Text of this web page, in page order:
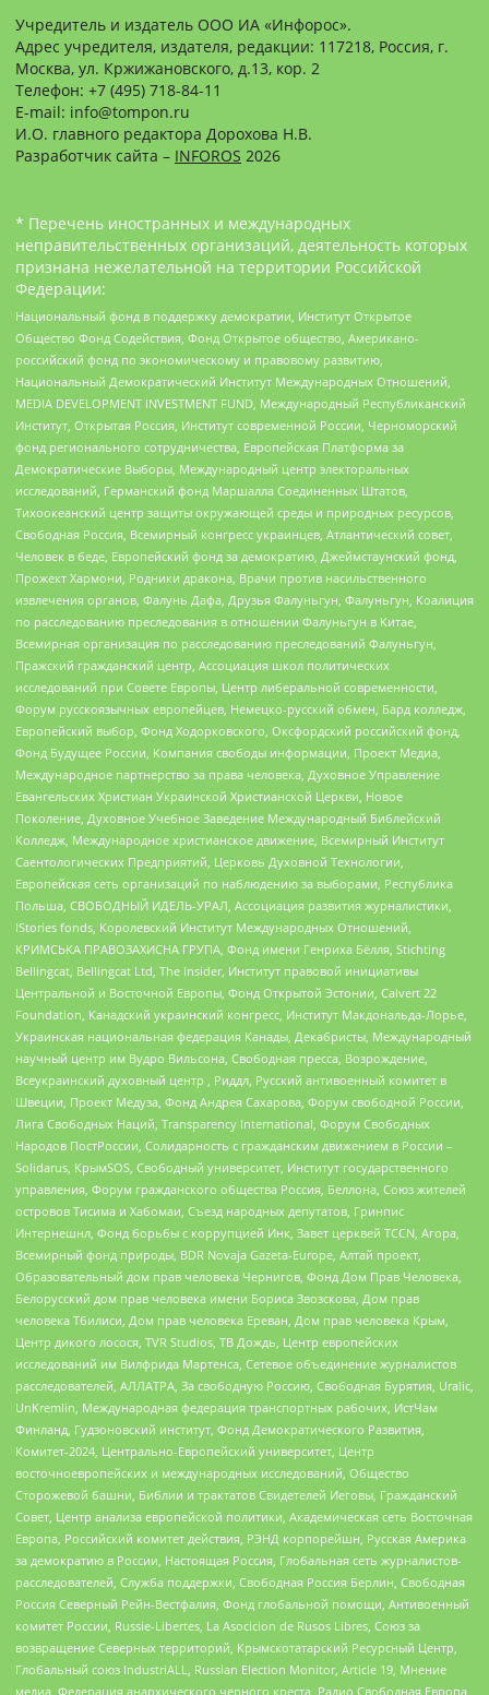
Учредитель и издатель ООО ИА «Инфорос».
Адрес учредителя, издателя, редакции: 117218, Россия, г.
Москва, ул. Кржижановского, д.13, кор. 2
Телефон: +7 (495) 718-84-11
E-mail: info@tompon.ru
И.О. главного редактора Дорохова Н.В.
Разработчик сайта – INFOROS 2026
* Перечень иностранных и международных
неправительственных организаций, деятельность которых
признана нежелательной на территории Российской
Федерации:
Национальный фонд в поддержку демократии, Институт Открытое
Общество Фонд Содействия, Фонд Открытое общество, Американо-
российский фонд по экономическому и правовому развитию,
Национальный Демократический Институт Международных Отношений,
MEDIA DEVELOPMENT INVESTMENT FUND, Международный Республиканский
Институт, Открытая Россия, Институт современной России, Черноморский
фонд регионального сотрудничества, Европейская Платформа за
Демократические Выборы, Международный центр электоральных
исследований, Германский фонд Маршалла Соединенных Штатов,
Тихоокеанский центр защиты окружающей среды и природных ресурсов,
Свободная Россия, Всемирный конгресс украинцев, Атлантический совет,
Человек в беде, Европейский фонд за демократию, Джеймстаунский фонд,
Прожект Хармони, Родники дракона, Врачи против насильственного
извлечения органов, Фалунь Дафа, Друзья Фалуньгун, Фалуньгун, Коалиция
по расследованию преследования в отношении Фалуньгун в Китае,
Всемирная организация по расследованию преследований Фалуньгун,
Пражский гражданский центр, Ассоциация школ политических
исследований при Совете Европы, Центр либеральной современности,
Форум русскоязычных европейцев, Немецко-русский обмен, Бард колледж,
Европейский выбор, Фонд Ходорковского, Оксфордский российский фонд,
Фонд Будущее России, Компания свободы информации, Проект Медиа,
Международное партнерство за права человека, Духовное Управление
Евангельских Христиан Украинской Христианской Церкви, Новое
Поколение, Духовное Учебное Заведение Международный Библейский
Колледж, Международное христианское движение, Всемирный Институт
Саентологических Предприятий, Церковь Духовной Технологии,
Европейская сеть организаций по наблюдению за выборами, Республика
Польша, СВОБОДНЫЙ ИДЕЛЬ-УРАЛ, Ассоциация развития журналистики,
IStories fonds, Королевский Институт Международных Отношений,
КРИМСЬКА ПРАВОЗАХИСНА ГРУПА, Фонд имени Генриха Бёлля, Stichting
Bellingcat, Bellingcat Ltd, The Insider, Институт правовой инициативы
Центральной и Восточной Европы, Фонд Открытой Эстонии, Calvert 22
Foundation, Канадский украинский конгресс, Институт Макдональда-Лорье,
Украинская национальная федерация Канады, Декабристы, Международный
научный центр им Вудро Вильсона, Свободная пресса, Возрождение,
Всеукраинский духовный центр , Риддл, Русский антивоенный комитет в
Швеции, Проект Медуза, Фонд Андрея Сахарова, Форум свободной России,
Лига Свободных Наций, Transparеncy International, Форум Свободных
Народов ПостРоссии, Солидарность с гражданским движением в России –
Solidarus, КрымSOS, Свободный университет, Институт государственного
управления, Форум гражданского общества Россия, Беллона, Союз жителей
островов Тисима и Хабомаи, Съезд народных депутатов, Гринпис
Интернешнл, Фонд борьбы с коррупцией Инк, Завет церквей TCCN, Агора,
Всемирный фонд природы, BDR Novaja Gazeta-Europe, Алтай проект,
Образовательный дом прав человека Чернигов, Фонд Дом Прав Человека,
Белорусский дом прав человека имени Бориса Звозскова, Дом прав
человека Тбилиси, Дом прав человека Ереван, Дом прав человека Крым,
Центр дикого лосося, TVR Studios, ТВ Дождь, Центр европейских
исследований им Вилфрида Мартенса, Сетевое объединение журналистов
расследователей, АЛЛАТРА, За свободную Россию, Свободная Бурятия, Uralic,
UnKremlin, Международная федерация транспортных рабочих, ИстЧам
Финланд, Гудзоновский институт, Фонд Демократического Развития,
Комитет-2024, Центрально-Европейский университет, Центр
восточноевропейских и международных исследований, Общество
Сторожевой башни, Библии и трактатов Свидетелей Иеговы, Гражданский
Совет, Центр анализа европейской политики, Академическая сеть Восточная
Европа, Российский комитет действия, РЭНД корпорейшн, Русская Америка
за демократию в России, Настоящая Россия, Глобальная сеть журналистов-
расследователей, Служба поддержки, Свободная Россия Берлин, Свободная
Россия Северный Рейн-Вестфалия, Фонд глобальной помощи, Антивоенный
комитет России, Russie-Libertes, La Asocicion de Rusos Libres, Союз за
возвращение Северных территорий, Крымскотатарский Ресурсный Центр,
Глобальный союз IndustriALL, Russian Election Monitor, Article 19, Мнение
медиа, Федерация анархического черного креста, Радио Свободная Европа,